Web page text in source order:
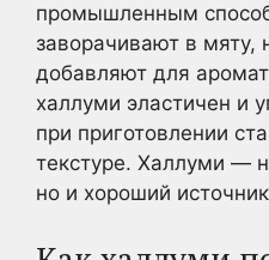
промышленным
заворачивают в мяту,
добавляют для
халлуми эластичен и
при приготовлении
текстуре. Халлуми —
но и хороший